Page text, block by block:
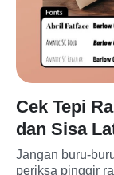
Cek Tepi
dan Sisa
Jangan buru-
periksa pinggir